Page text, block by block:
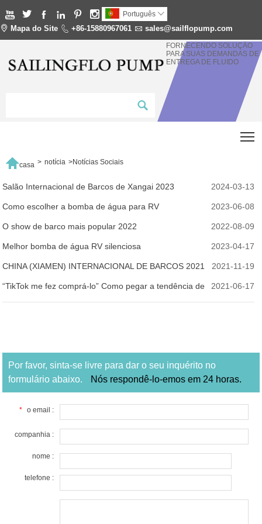
      Português 
 Mapa do Site  +86-15880967061  sales@sailflopump.com
FORNECENDO SOLUÇÃO
PARA SUAS DEMANDAS DE
ENTREGA DE FLUIDO
casa > notícia >Notícias Sociais
Salão Internacional de Barcos de Xangai 2023 2024-03-13
Como escolher a bomba de água para RV 2023-06-08
O show de barco mais popular 2022 2022-08-09
Melhor bomba de água RV silenciosa 2023-04-17
CHINA (XIAMEN) INTERNACIONAL DE BARCOS 2021 2021-11-19
“TikTok me fez comprá-lo” Como pegar a tendência de
produtos quentes na Amazon？
2021-06-17
Por favor, sinta-se livre para dar o seu inquérito no
formulário abaixo.
Nós respondê-lo-emos em 24 horas.
* o email :
companhia :
nome :
telefone :